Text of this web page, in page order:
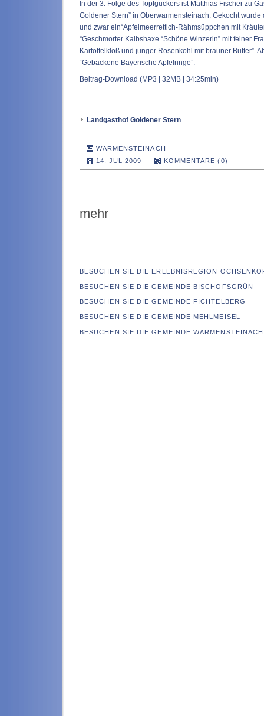
In der 3. Folge des Topfguckers ist Matthias Fischer zu
Goldener Stern” in Oberwarmensteinach. Gekocht
und zwar ein“Apfelmeerrettich-Rähmsüppchen mit
“Geschmorter Kalbshaxe “Schöne Winzerin” mit feiner
Kartoffelklöß und junger Rosenkohl mit brauner Butter”.
“Gebackene Bayerische Apfelringe”.
Beitrag-Download (MP3 | 32MB | 34:25min)
Landgasthof Goldener Stern
WARMENSTEINACH
14. JUL 2009
KOMMENTARE (0)
mehr
BESUCHEN SIE DIE ERLEBNISREGION
BESUCHEN SIE DIE GEMEINDE BISCHOFSGRÜN
BESUCHEN SIE DIE GEMEINDE FICHTELBERG
BESUCHEN SIE DIE GEMEINDE MEHLMEISEL
BESUCHEN SIE DIE GEMEINDE WARMENSTEINACH